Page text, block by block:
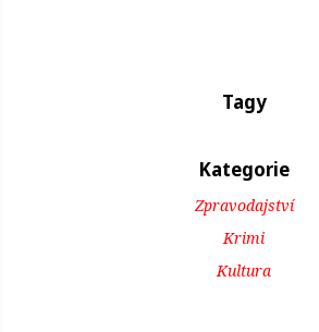
Tagy
Kategorie
Zpravodajství
Krimi
Kultura